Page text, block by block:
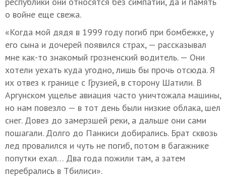
о войне еще свежа.
«Когда мой дядя в 1999 году погиб при бомбежке, у
его сына и дочерей появился страх, — рассказывал
мне как-то знакомый грозненский водитель. — Они
хотели уехать куда угодно, лишь бы прочь отсюда. Я
их отвез к границе с Грузией, в сторону Шатили. В
Аргунском ущелье авиация часто уничтожала машины,
но нам повезло — в тот день были низкие облака, шел
снег. Довез до замерзшей реки, а дальше они сами
пошагали. Долго до Панкиси добирались. Брат сквозь
лед провалился и чуть не погиб, потом в багажнике
попутки ехал… Два года пожили там, а затем
перебрались в Тбилиси».